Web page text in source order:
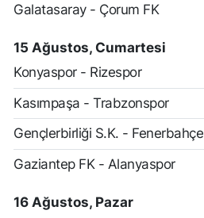
Galatasaray - Çorum FK
15 Ağustos, Cumartesi
Konyaspor - Rizespor
Kasımpaşa - Trabzonspor
Gençlerbirliği S.K. - Fenerbahçe
Gaziantep FK - Alanyaspor
16 Ağustos, Pazar